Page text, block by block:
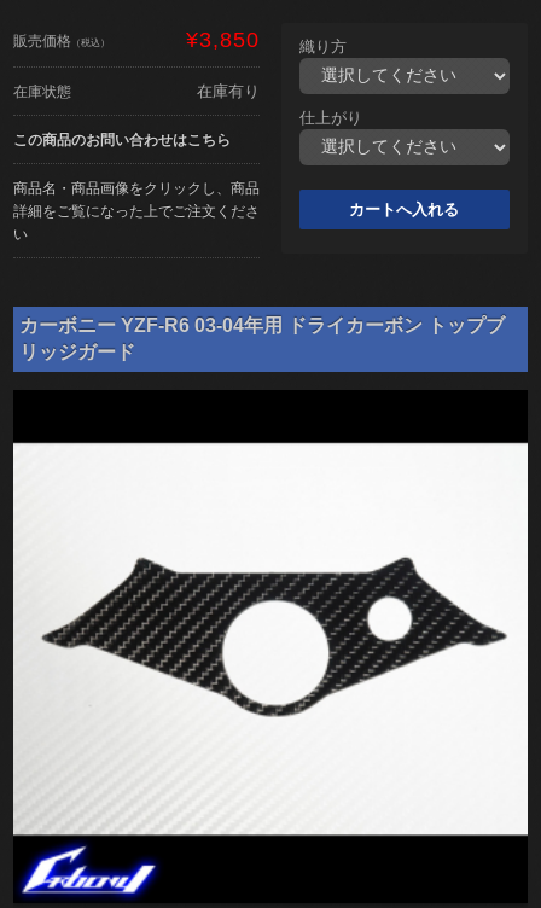
販売価格 （税込） ¥3,850
在庫状態 在庫有り
この商品のお問い合わせはこちら
商品名・商品画像をクリックし、商品
詳細をご覧になった上でご注文くださ
い
織り方
仕上がり
カーボニー YZF-R6 03-04年用 ドライカーボン トップブ
リッジガード